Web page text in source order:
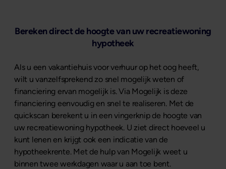
Bereken direct de hoogte van uw recreatiewoning
hypotheek
Als u een vakantiehuis voor verhuur op het oog heeft,
wilt u vanzelfsprekend zo snel mogelijk weten of
financiering ervan mogelijk is. Via Mogelijk is deze
financiering eenvoudig en snel te realiseren. Met de
quickscan berekent u in een vingerknip de hoogte van
uw recreatiewoning hypotheek. U ziet direct hoeveel u
kunt lenen en krijgt ook een indicatie van de
hypotheekrente. Met de hulp van Mogelijk weet u
binnen twee werkdagen waar u aan toe bent.